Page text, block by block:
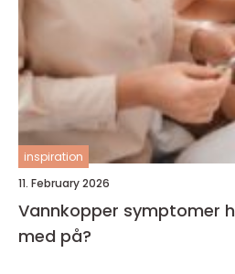
inspiration
11. February 2026
Vannkopper symptomer hva bør du følge
med på?